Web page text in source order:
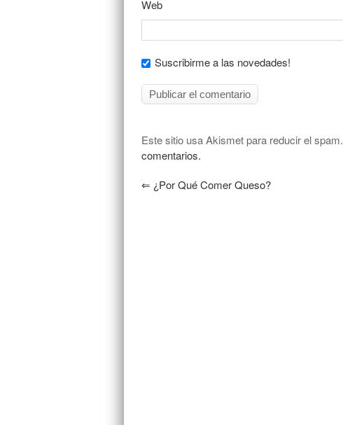
Web
Suscribirme a las novedades!
Este sitio usa Akismet para reducir el spam.
comentarios.
⇐ ¿Por Qué Comer Queso?